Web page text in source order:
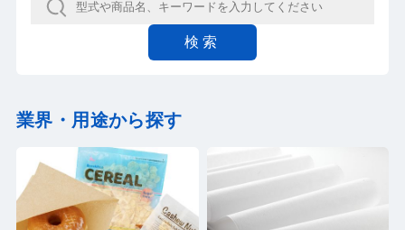
検索
業界・用途から探す